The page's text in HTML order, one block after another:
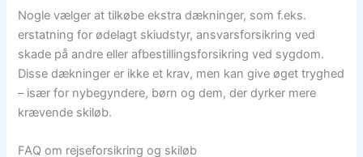
Nogle vælger at tilkøbe ekstra dækninger, som f.eks.
erstatning for ødelagt skiudstyr, ansvarsforsikring ved
skade på andre eller afbestillingsforsikring ved sygdom.
Disse dækninger er ikke et krav, men kan give øget tryghed
– især for nybegyndere, børn og dem, der dyrker mere
krævende skiløb.
FAQ om rejseforsikring og skiløb